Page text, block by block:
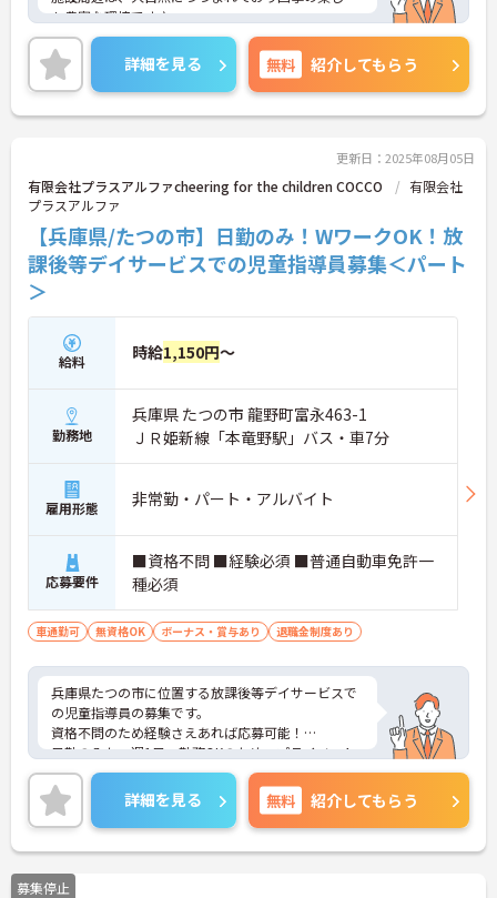
も豊富な環境です♪
ほおずきでは利用者様に質の高いサービスを提供で
きるよう、資格取得に向けた研修や支援制度も充実
しており、経験の浅い方やブランクに不安を感じて
いる方も安心して就業いただけます☆
また、最寄駅より徒歩圏内に加え、マイカー通勤も
詳細を見る 無料 紹介してもらう
更新日：2025年08月05日
有限会社プラスアルファcheering for the children COCCO
有限会社
プラスアルファ
【兵庫県/たつの市】日勤のみ！WワークOK！放
課後等デイサービスでの児童指導員募集＜パート
＞
給料 時給1,150円～
勤務地
兵庫県 たつの市 龍野町富永463-1
ＪＲ姫新線「本竜野駅」バス・車7分
雇用形態 非常勤・パート・アルバイト
応募要件
■資格不問 ■経験必須 ■普通自動車免許一
種必須
車通勤可 無資格OK ボーナス・賞与あり 退職金制度あり
兵庫県たつの市に位置する放課後等デイサービスで
の児童指導員の募集です。
資格不問のため経験さえあれば応募可能！
日勤のみかつ週1日～勤務OKのため、プライベート
の予定も立てやすく、両立が可能！
ご興味のある方はご面接のポイントをお伝えいたし
ますので、お気軽にご相談ください。
詳細を見る 無料 紹介してもらう
募集停止